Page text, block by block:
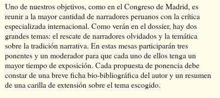
Uno de nuestros objetivos, como en el Congreso de Madrid, es
reunir a la mayor cantidad de narradores peruanos con la crítica
especializada internacional. Como verán en el dossier, hay dos
grandes temas: el rescate de narradores olvidados y la temática
sobre la tradición narrativa. En estas mesas participarán tres
ponentes y un moderador para que cada uno de ellos tenga un
mayor tiempo de exposición. Cada propuesta de ponencia debe
constar de una breve ficha bio-bibliográfica del autor y un resumen
de una carilla de extensión sobre el tema escogido.